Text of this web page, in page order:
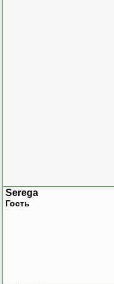
Serega
Гость